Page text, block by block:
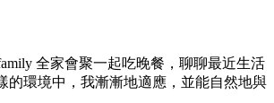
全家會聚一起吃晚餐，聊聊最近生活
的環境中，我漸漸地適應，並能自然地與